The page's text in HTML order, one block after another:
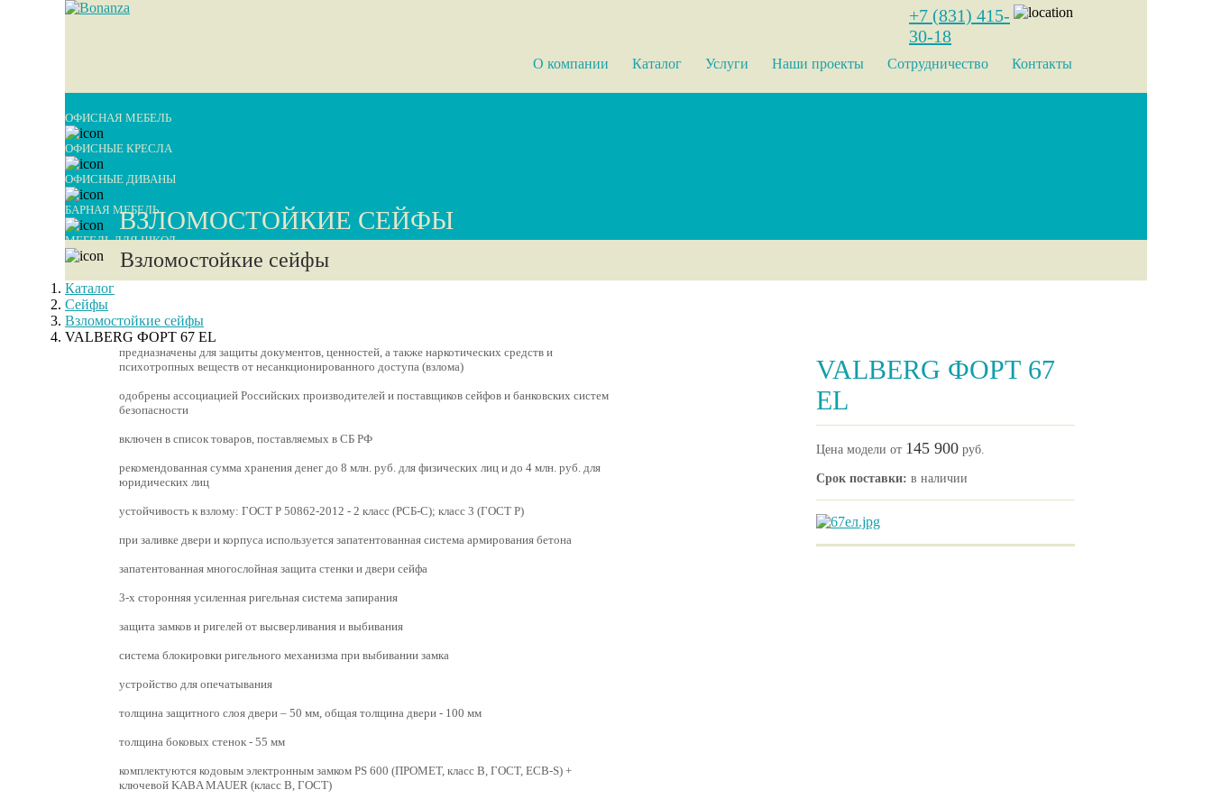
+7 (831) 415-
30-18
О компании Каталог Услуги Наши проекты Сотрудничество Контакты
ОФИСНАЯ МЕБЕЛЬ
ОФИСНЫЕ КРЕСЛА
ОФИСНЫЕ ДИВАНЫ
БАРНАЯ МЕБЕЛЬ
МЕБЕЛЬ ДЛЯ ШКОЛ
ВЗЛОМОСТОЙКИЕ СЕЙФЫ
Взломостойкие сейфы
Каталог
Сейфы
Взломостойкие сейфы
VALBERG ФОРТ 67 EL
VALBERG ФОРТ 67
EL
Цена модели от 145 900 руб.
Срок поставки: в наличии
предназначены для защиты документов, ценностей, а также наркотических средств и
психотропных веществ от несанкционированного доступа (взлома)
одобрены ассоциацией Российских производителей и поставщиков сейфов и банковских систем
безопасности
включен в список товаров, поставляемых в СБ РФ
рекомендованная сумма хранения денег до 8 млн. руб. для физических лиц и до 4 млн. руб. для
юридических лиц
устойчивость к взлому: ГОСТ Р 50862-2012 - 2 класс (РСБ-С); класс 3 (ГОСТ Р)
при заливке двери и корпуса используется запатентованная система армирования бетона
запатентованная многослойная защита стенки и двери сейфа
3-х сторонняя усиленная ригельная система запирания
защита замков и ригелей от высверливания и выбивания
система блокировки ригельного механизма при выбивании замка
устройство для опечатывания
толщина защитного слоя двери – 50 мм, общая толщина двери - 100 мм
толщина боковых стенок - 55 мм
комплектуются кодовым электронным замком PS 600 (ПРОМЕТ, класс В, ГОСТ, ECB-S) +
ключевой KABA MAUER (класс В, ГОСТ)